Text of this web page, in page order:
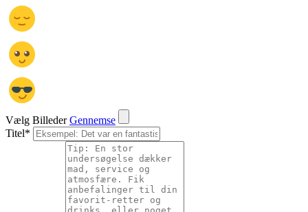
Vælg Billeder Gennemse
Titel*